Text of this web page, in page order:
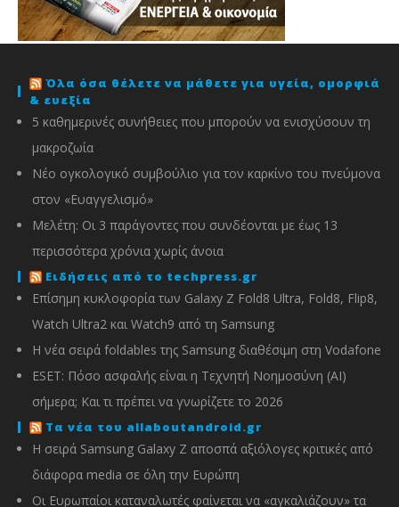
Όλα όσα θέλετε να μάθετε για υγεία, ομορφιά
& ευεξία
5 καθημερινές συνήθειες που μπορούν να ενισχύσουν τη
μακροζωία
Νέο ογκολογικό συμβούλιο για τον καρκίνο του πνεύμονα
στον «Ευαγγελισμό»
Μελέτη: Οι 3 παράγοντες που συνδέονται με έως 13
περισσότερα χρόνια χωρίς άνοια
Ειδήσεις από το techpress.gr
Επίσημη κυκλοφορία των Galaxy Z Fold8 Ultra, Fold8, Flip8,
Watch Ultra2 και Watch9 από τη Samsung
Η νέα σειρά foldables της Samsung διαθέσιμη στη Vodafone
ESET: Πόσο ασφαλής είναι η Τεχνητή Νοημοσύνη (AI)
σήμερα; Και τι πρέπει να γνωρίζετε το 2026
Τα νέα του allaboutandroid.gr
Η σειρά Samsung Galaxy Z αποσπά αξιόλογες κριτικές από
διάφορα media σε όλη την Ευρώπη
Οι Ευρωπαίοι καταναλωτές φαίνεται να «αγκαλιάζουν» τα